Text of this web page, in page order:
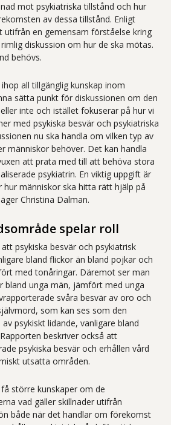
mot psykiatriska tillstånd och hur
av dessa tillstånd. Enligt
en gemensam förståelse kring
diskussion om hur de ska mötas.
behövs.
all tillgänglig kunskap inom
sätta punkt för diskussionen om den
inte och istället fokuserar på hur vi
med psykiska besvär och psykiatriska
nu ska handla om vilken typ av
människor behöver. Det kan handla
att prata med till att behöva stora
psykiatrin. En viktig uppgift är
människor ska hitta rätt hjälp på
Christina Dalman.
spelar roll
psykiska besvär och psykiatrisk
bland flickor än bland pojkar och
med tonåringar. Däremot ser man
bland unga män, jämfört med unga
svåra besvär av oro och
som kan ses som den
psykiskt lidande, vanligare bland
beskriver också att
psykiska besvär och erhållen vård
utsatta områden.
större kunskaper om de
vad gäller skillnader utifrån
både när det handlar om förekomst